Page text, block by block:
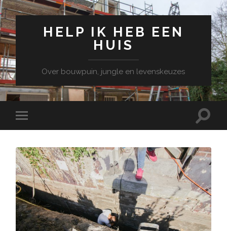
HELP IK HEB EEN
HUIS
Over bouwpuin, jungle en levenskeuzes